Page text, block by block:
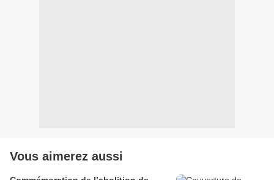
Vous aimerez aussi